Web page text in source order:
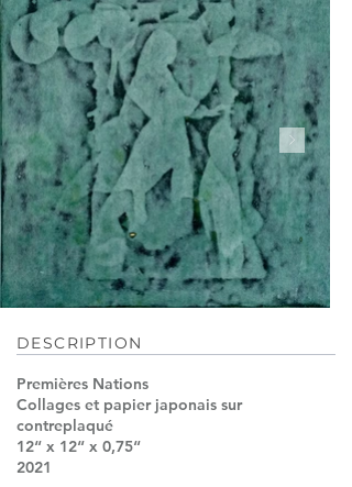
DESCRIPTION
Premières Nations
Collages et papier japonais sur
contreplaqué
12“ x 12“ x 0,75“
2021